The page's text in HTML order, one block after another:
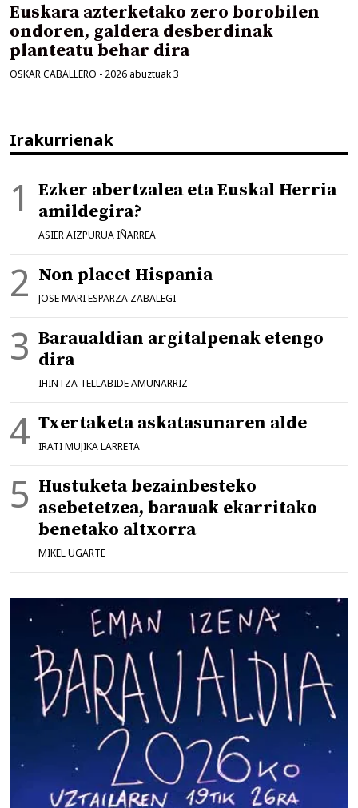
Euskara azterketako zero borobilen
ondoren, galdera desberdinak
planteatu behar dira
OSKAR CABALLERO - 2026 abuztuak 3
Irakurrienak
Ezker abertzalea eta Euskal Herria
amildegira?
ASIER AIZPURUA IÑARREA
Non placet Hispania
JOSE MARI ESPARZA ZABALEGI
Baraualdian argitalpenak etengo
dira
IHINTZA TELLABIDE AMUNARRIZ
Txertaketa askatasunaren alde
IRATI MUJIKA LARRETA
Hustuketa bezainbesteko
asebetetzea, barauak ekarritako
benetako altxorra
MIKEL UGARTE